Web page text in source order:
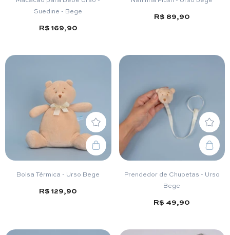
Suedine - Bege
R$ 169,90
R$ 89,90
Bolsa Térmica - Urso Bege
R$ 129,90
Prendedor de Chupetas - Urso
Bege
R$ 49,90